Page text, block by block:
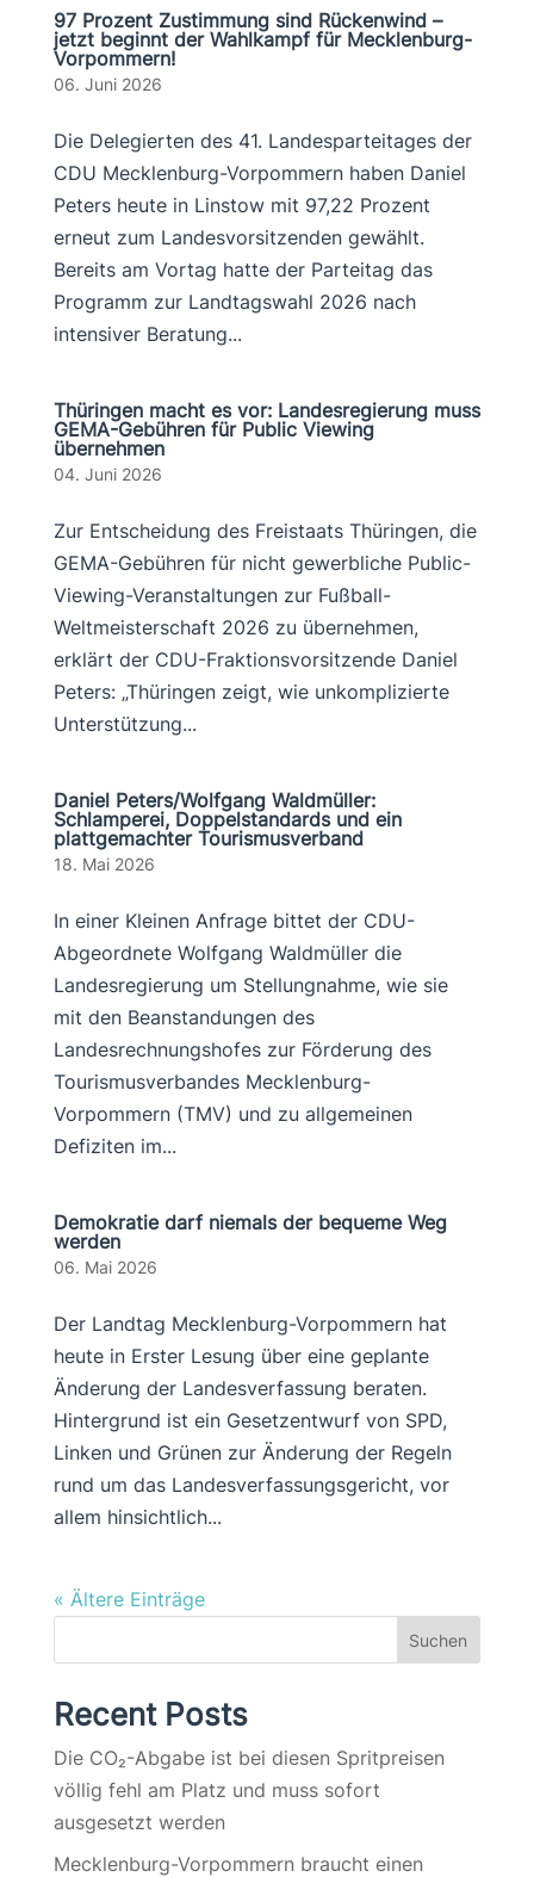
97 Prozent Zustimmung sind Rückenwind –
jetzt beginnt der Wahlkampf für Mecklenburg-
Vorpommern!
06. Juni 2026
Die Delegierten des 41. Landesparteitages der
CDU Mecklenburg-Vorpommern haben Daniel
Peters heute in Linstow mit 97,22 Prozent
erneut zum Landesvorsitzenden gewählt.
Bereits am Vortag hatte der Parteitag das
Programm zur Landtagswahl 2026 nach
intensiver Beratung...
Thüringen macht es vor: Landesregierung muss
GEMA-Gebühren für Public Viewing
übernehmen
04. Juni 2026
Zur Entscheidung des Freistaats Thüringen, die
GEMA-Gebühren für nicht gewerbliche Public-
Viewing-Veranstaltungen zur Fußball-
Weltmeisterschaft 2026 zu übernehmen,
erklärt der CDU-Fraktionsvorsitzende Daniel
Peters: „Thüringen zeigt, wie unkomplizierte
Unterstützung...
Daniel Peters/Wolfgang Waldmüller:
Schlamperei, Doppelstandards und ein
plattgemachter Tourismusverband
18. Mai 2026
In einer Kleinen Anfrage bittet der CDU-
Abgeordnete Wolfgang Waldmüller die
Landesregierung um Stellungnahme, wie sie
mit den Beanstandungen des
Landesrechnungshofes zur Förderung des
Tourismusverbandes Mecklenburg-
Vorpommern (TMV) und zu allgemeinen
Defiziten im...
Demokratie darf niemals der bequeme Weg
werden
06. Mai 2026
Der Landtag Mecklenburg-Vorpommern hat
heute in Erster Lesung über eine geplante
Änderung der Landesverfassung beraten.
Hintergrund ist ein Gesetzentwurf von SPD,
Linken und Grünen zur Änderung der Regeln
rund um das Landesverfassungsgericht, vor
allem hinsichtlich...
« Ältere Einträge
Suchen
Recent Posts
Die CO₂-Abgabe ist bei diesen Spritpreisen
völlig fehl am Platz und muss sofort
ausgesetzt werden
Mecklenburg-Vorpommern braucht einen